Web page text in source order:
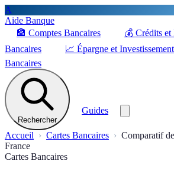
A
Aide Banque
🏦 Comptes Bancaires 💰 Crédits et
Bancaires
📈 Épargne et Investissement
Bancaires
Rechercher
Guides
Accueil Cartes Bancaires
Comparatif
France
Cartes Bancaires